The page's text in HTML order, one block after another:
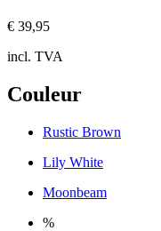
€ 39,95
incl. TVA
Couleur
Rustic Brown
Lily White
Moonbeam
%